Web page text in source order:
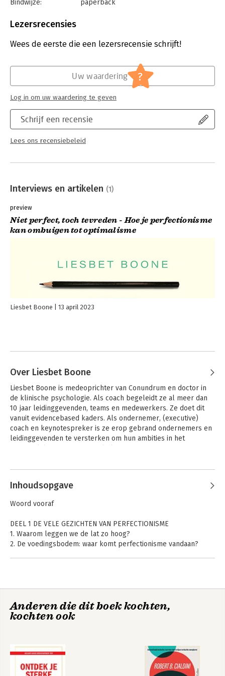
Bindwijze:
paperback
Uitgever:
Verschijningsdatum:
4-4-2023
Persoonlijke effectiviteit
Lezersrecensies
Wees de eerste die een lezersrecensie schrijft!
Schrijf een recensie
Lees ons recensiebeleid
Uw waardering ?
Log in om uw waardering te geven
Interviews en artikelen (1)
preview
Niet perfect, toch tevreden - Hoe je perfectionisme
kan ombuigen tot optimalisme
Liesbet Boone 13 april 2023
Over Liesbet Boone
Liesbet Boone is medeoprichter van Conundrum en doctor in
de klinische psychologie. Als coach begeleidt ze al meer dan
10 jaar leidinggevenden, teams en medewerkers. Ze doet dit
vanuit evidencebased kaders. Als ondernemer, (executive)
coach en keynotespreker is ze erop gebrand ondernemers en
leidinggevenden te versterken om hun ambities in het
Andere boeken door Liesbet Boone
tevreden
Bekijk alle boeken
Inhoudsopgave
Woord vooraf
DEEL 1 DE VELE GEZICHTEN VAN PERFECTIONISME
1. Waarom leggen we de lat zo hoog?
2. De voedingsbodem: waar komt perfectionisme vandaan?
6. Durven: open je bolster
7. Doen
Meer lezen
Anderen die dit boek kochten,
kochten ook